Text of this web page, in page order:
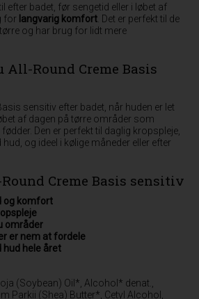
efter badet, før sengetid eller i løbet af
for langvarig komfort . Det er perfekt til de
og har brug for lidt mere
All-Round Creme Basis
sensitiv efter badet, når huden er let
af dagen på tørre områder som
Den er perfekt til daglig kropspleje,
og ideel i kølige måneder eller efter
Creme Basis sensitiv
og komfort
områder
er nem at fordele
hud hele året
(Soybean) Oil*, Alcohol* denat.,
Parkii (Shea) Butter*, Cetyl Alcohol,